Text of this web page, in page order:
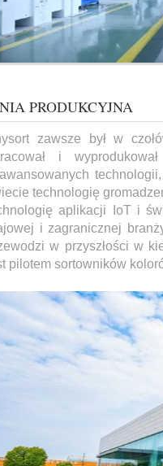
PRODUKCYJNA
zawsze był w
i
technologię
aplikacji IoT i
i zagranicznej
w przyszłości w
pilotem sortowników